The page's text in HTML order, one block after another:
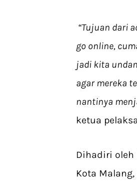
“Tujuan dari
go online,
jadi kita
agar mereka
nantinya
ketua
Dihadiri
Kota